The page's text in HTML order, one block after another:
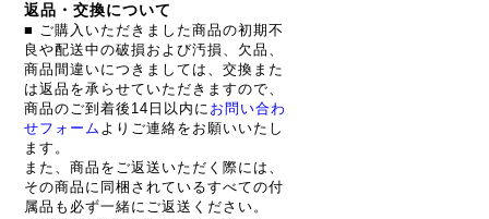
返品・交換について
■ ご購入いただきました商品の初期不
良や配送中の破損および汚損、欠品、
商品間違いにつきましては、交換また
は返品を承らせていただきますので、
商品のご到着後14日以内に お問い合わ
せフォーム よりご連絡をお願いいたし
ます。
また、商品をご返送いただく際には、
その商品に同梱されているすべての付
属品も必ず一緒にご返送ください。